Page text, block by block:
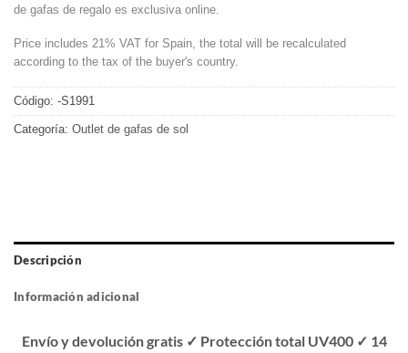
de gafas de regalo es exclusiva online.
Price includes 21% VAT for Spain, the total will be recalculated
according to the tax of the buyer's country.
Código: -S1991
Categoría: Outlet de gafas de sol
Descripción
Información adicional
Envío y devolución gratis ✓ Protección total UV400 ✓ 14